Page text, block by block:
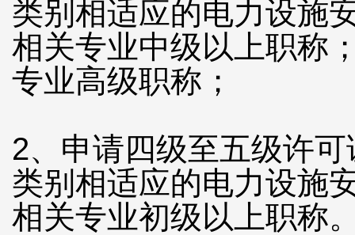
类别相适应的电力设施
相关专业中级以上职称
专业高级职称；
2、申请四级至五级许
类别相适应的电力设施
相关专业初级以上职称